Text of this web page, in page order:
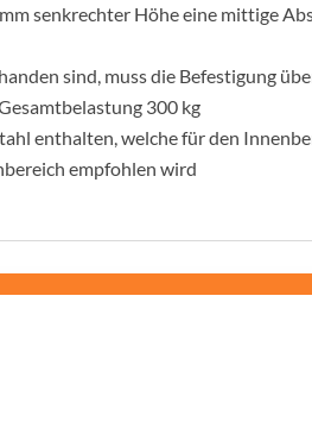
senkrechter Höhe eine mittige
sind, muss die Befestigung
300 kg
enthalten, welche für den
empfohlen wird